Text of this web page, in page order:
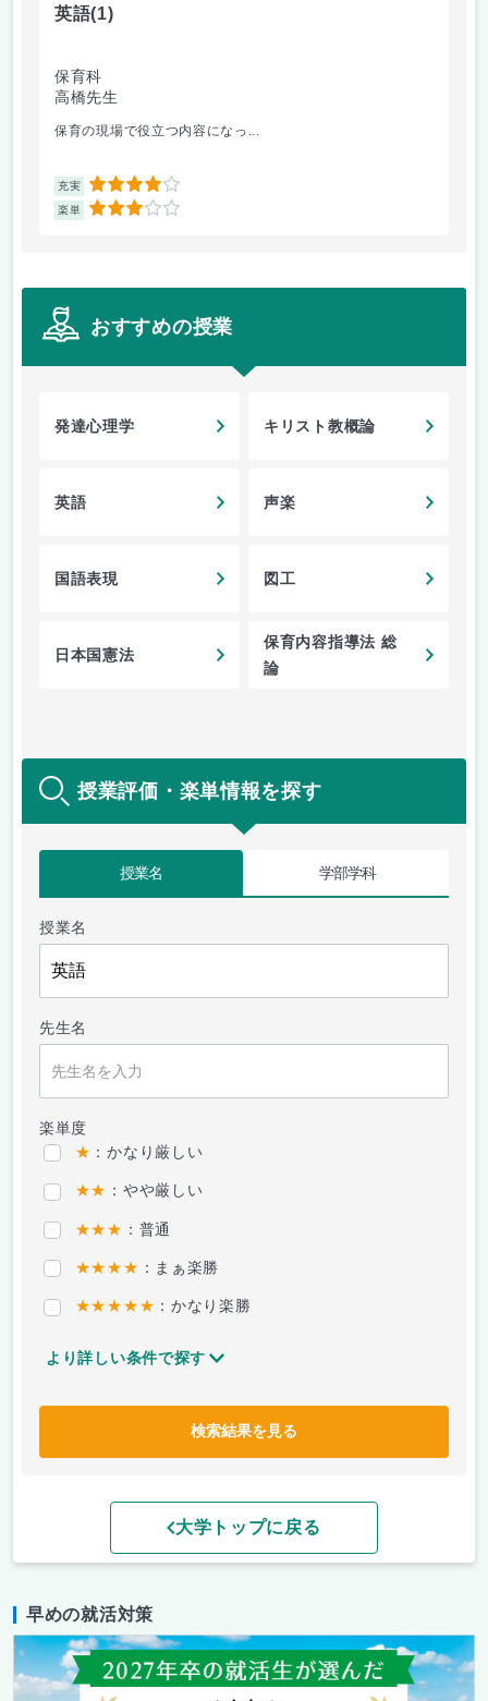
英語(1)
保育科
高橋先生
保育の現場で役立つ内容になっ...
充実 4
楽単 3
おすすめの授業
発達心理学 キリスト教概論
英語 声楽
国語表現 図工
日本国憲法
保育内容指導法 総
論
授業評価・楽単情報を探す
授業名 学部学科
授業名
先生名
楽単度
★ ：かなり厳しい
★★ ：やや厳しい
★★★ ：普通
★★★★ ：まぁ楽勝
★★★★★ ：かなり楽勝
より詳しい条件で探す
検索結果を見る
大学トップに戻る
早めの就活対策